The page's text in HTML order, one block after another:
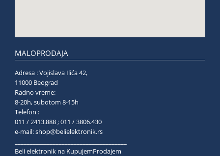
MALOPRODAJA
Adresa : Vojislava Ilića 42,
11000 Beograd
Radno vreme:
8-20h, subotom 8-15h
Telefon :
011 / 2413.888 ; 011 / 3806.430
e-mail:shop@belielektronik.rs
Beli elektronik na KupujemProdajem